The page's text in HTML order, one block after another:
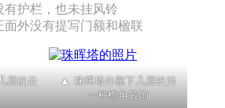
有护栏，也未挂风铃
面外没有提写门额和楹联
层的云
珠晖塔外靠下几层的另
一种檐角装饰